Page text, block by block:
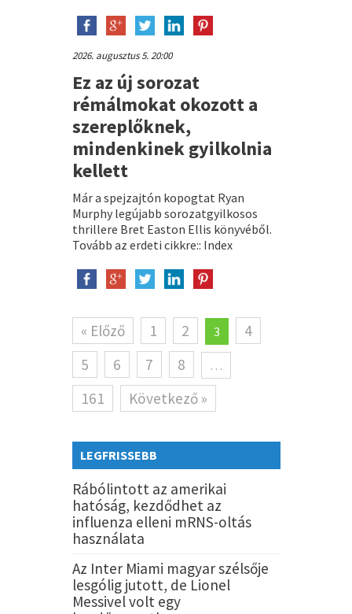
2026. augusztus 5. 20:00
Ez az új sorozat
rémálmokat okozott a
szereplőknek,
mindenkinek gyilkolnia
kellett
Már a spejzajtón kopogtat Ryan
Murphy legújabb sorozatgyilkosos
thrillere Bret Easton Ellis könyvéből.
Tovább az erdeti cikkre:: Index
« Előző 1 2 3
4
5
6 7 8 …
161 Következő »
LEGFRISSEBB
Rábólintott az amerikai
hatóság, kezdődhet az
influenza elleni mRNS-oltás
használata
Az Inter Miami magyar szélsője
lesgólig jutott, de Lionel
Messivel volt egy